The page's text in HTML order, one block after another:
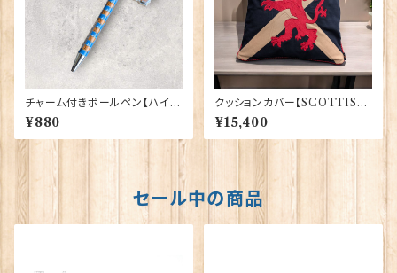
チャーム付きボールペン【ハイラ
ンド・カウ】Euro Stick 90394
¥880
クッションカバー【SCOTTISH
LION】Woven Magic 40165
¥15,400
セール中の商品